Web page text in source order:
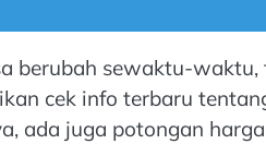
berubah sewaktu-
cek info terbaru
ada juga potongan